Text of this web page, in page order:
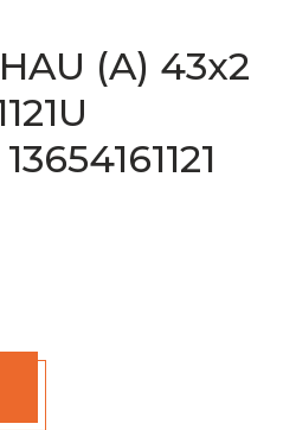
(A) 43х2